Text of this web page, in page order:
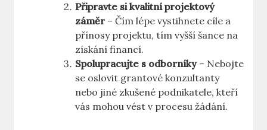
Připravte si kvalitní projektový
záměr – Čím lépe vystihnete cíle a
přínosy projektu, tím vyšší šance na
získání financí.
Spolupracujte s odborníky– Nebojte
se oslovit grantové konzultanty
nebo jiné zkušené podnikatele, kteří
vás mohou vést v procesu žádání.